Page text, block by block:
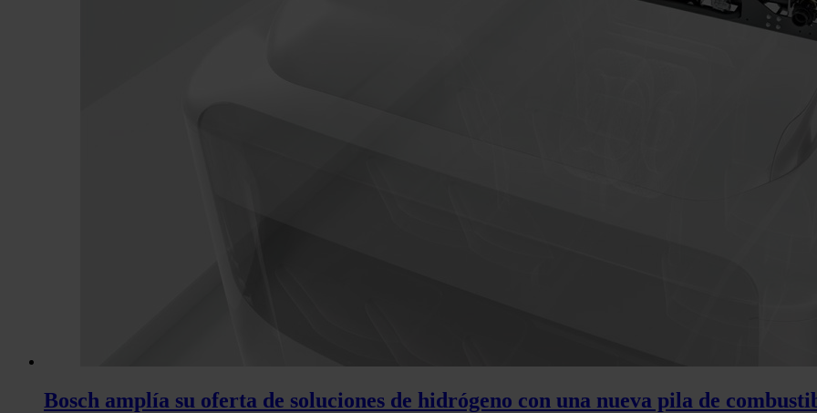
Bosch amplía su oferta de soluciones de hidrógeno con una nueva pila de